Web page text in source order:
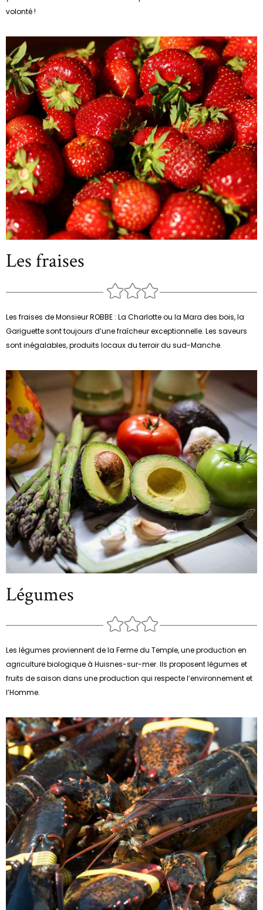
volonté !
Les fraises
Les fraises de Monsieur ROBBE : La Charlotte ou la Mara des bois, la
Gariguette sont toujours d’une fraîcheur exceptionnelle. Les saveurs
sont inégalables, produits locaux du terroir du sud-Manche.
Légumes
Les légumes proviennent de la Ferme du Temple, une production en
agriculture biologique à Huisnes-sur-mer. Ils proposent légumes et
fruits de saison dans une production qui respecte l’environnement et
l’Homme.